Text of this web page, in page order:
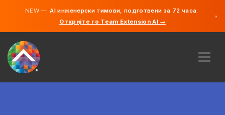
NEW —AI инженерски тимови, подготвени за 72 часа.
Откријте го Team Extension AI →
×